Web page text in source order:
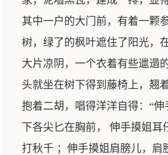
其中一户的大门前，有着一颗
树，绿了的枫叶遮住了阳光，
大片凉阴，一个衣着有些邋遢
头就坐在树下得到藤椅上，翘
抱着二胡，唱得洋洋自得：“伸
下各尖匕在胸前， 伸手摸姐耳
打秋千 ；伸手摸姐肩膀儿，肩